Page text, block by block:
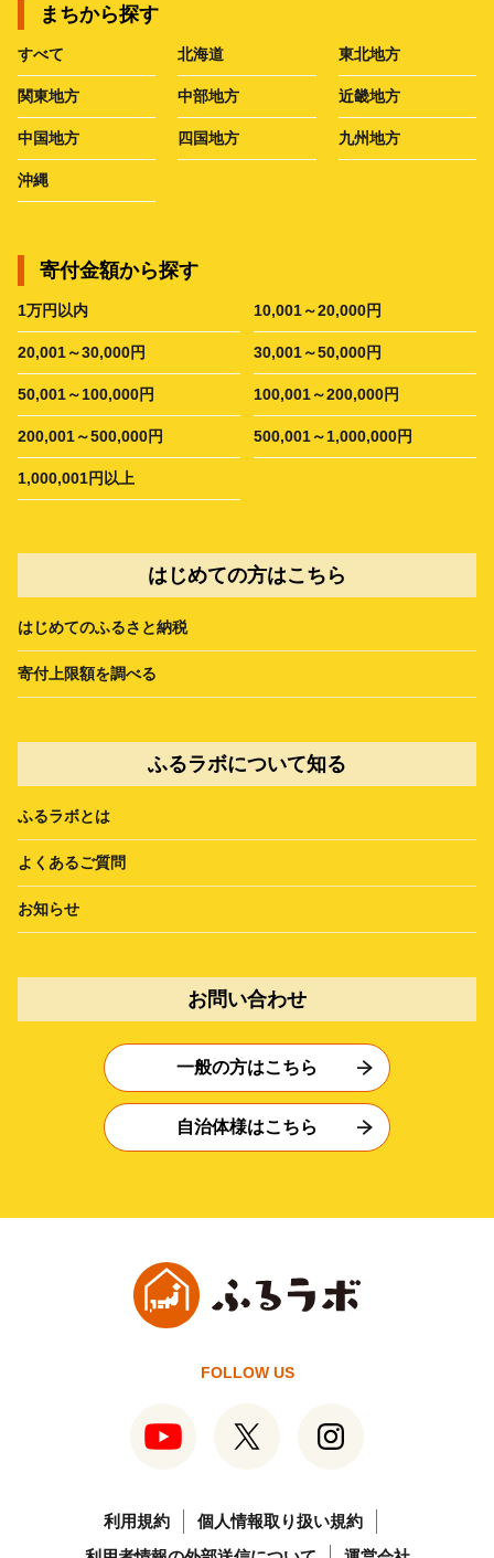
まちから探す
すべて 北海道 東北地方
関東地方 中部地方 近畿地方
中国地方 四国地方 九州地方
沖縄
寄付金額から探す
1万円以内 10,001～20,000円
20,001～30,000円 30,001～50,000円
50,001～100,000円 100,001～200,000円
200,001～500,000円 500,001～1,000,000円
1,000,001円以上
はじめての方はこちら
はじめてのふるさと納税
寄付上限額を調べる
ふるラボについて知る
ふるラボとは
よくあるご質問
お知らせ
お問い合わせ
一般の方はこちら
自治体様はこちら
FOLLOW US
利用規約
個人情報取り扱い規約